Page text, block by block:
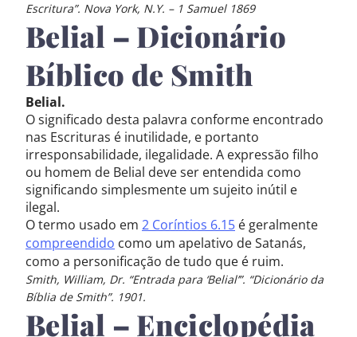
Escritura”. Nova York, N.Y. – 1 Samuel 1869
Belial – Dicionário
Bíblico de Smith
Belial.
O significado desta palavra conforme encontrado
nas Escrituras é inutilidade, e portanto
irresponsabilidade, ilegalidade. A expressão filho
ou homem de Belial deve ser entendida como
significando simplesmente um sujeito inútil e
ilegal.
O termo usado em 2 Coríntios 6.15 é geralmente
compreendido como um apelativo de Satanás,
como a personificação de tudo que é ruim.
Smith, William, Dr. “Entrada para ‘Belial’”. “Dicionário da
Bíblia de Smith”. 1901.
Belial – Enciclopédia